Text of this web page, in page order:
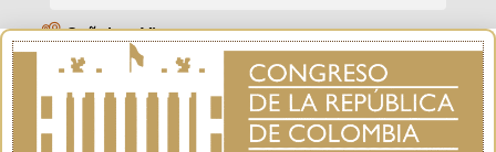
Señal en Vivo
Facebook_@CamaraColombia
Instagram_@CamaraColombia
X_@CamaraColombia